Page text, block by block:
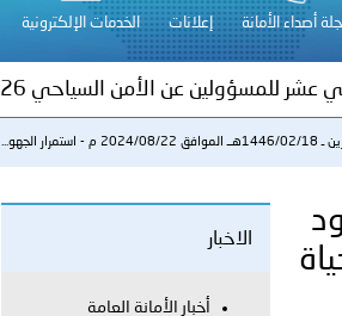
أصداء الأمانة إعلانات الخدمات الإلكترونية
عشر للمسؤولين عن الأمن السياحي 2026.
والكلية الدولية الجامعية للعلوم والصحة توقعان اتفاقية
2024/08/22 م - استمرار الجهو...
الاخبار
أخبار الأمانة العامة